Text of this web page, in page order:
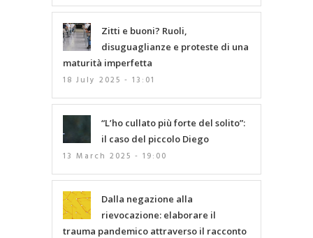
Zitti e buoni? Ruoli,
disuguaglianze e proteste di una
maturità imperfetta
18 July 2025 - 13:01
“L’ho cullato più forte del solito”:
il caso del piccolo Diego
13 March 2025 - 19:00
Dalla negazione alla
rievocazione: elaborare il
trauma pandemico attraverso il racconto